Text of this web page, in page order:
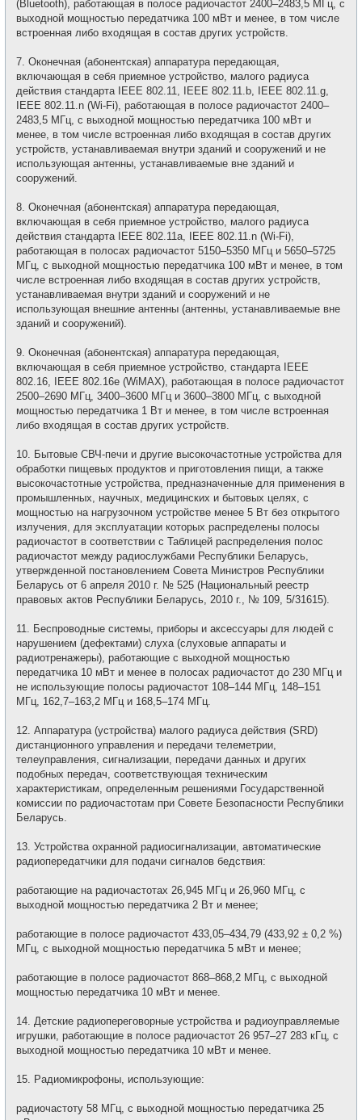
(Bluetooth), работающая в полосе радиочастот 2400–2483,5 МГц, с
выходной мощностью передатчика 100 мВт и менее, в том числе
встроенная либо входящая в состав других устройств.
7. Оконечная (абонентская) аппаратура передающая,
включающая в себя приемное устройство, малого радиуса
действия стандарта IEEE 802.11, IEEE 802.11.b, IEEE 802.11.g,
IEEE 802.11.n (Wi-Fi), работающая в полосе радиочастот 2400–
2483,5 МГц, с выходной мощностью передатчика 100 мВт и
менее, в том числе встроенная либо входящая в состав других
устройств, устанавливаемая внутри зданий и сооружений и не
использующая антенны, устанавливаемые вне зданий и
сооружений.
8. Оконечная (абонентская) аппаратура передающая,
включающая в себя приемное устройство, малого радиуса
действия стандарта IEEE 802.11a, IEEE 802.11.n (Wi-Fi),
работающая в полосах радиочастот 5150–5350 МГц и 5650–5725
МГц, с выходной мощностью передатчика 100 мВт и менее, в том
числе встроенная либо входящая в состав других устройств,
устанавливаемая внутри зданий и сооружений и не
использующая внешние антенны (антенны, устанавливаемые вне
зданий и сооружений).
9. Оконечная (абонентская) аппаратура передающая,
включающая в себя приемное устройство, стандарта IEEE
802.16, IEEE 802.16е (WiMAX), работающая в полосе радиочастот
2500–2690 МГц, 3400–3600 МГц и 3600–3800 МГц, с выходной
мощностью передатчика 1 Вт и менее, в том числе встроенная
либо входящая в состав других устройств.
10. Бытовые СВЧ-печи и другие высокочастотные устройства для
обработки пищевых продуктов и приготовления пищи, а также
высокочастотные устройства, предназначенные для применения в
промышленных, научных, медицинских и бытовых целях, с
мощностью на нагрузочном устройстве менее 5 Вт без открытого
излучения, для эксплуатации которых распределены полосы
радиочастот в соответствии с Таблицей распределения полос
радиочастот между радиослужбами Республики Беларусь,
утвержденной постановлением Совета Министров Республики
Беларусь от 6 апреля 2010 г. № 525 (Национальный реестр
правовых актов Республики Беларусь, 2010 г., № 109, 5/31615).
11. Беспроводные системы, приборы и аксессуары для людей с
нарушением (дефектами) слуха (слуховые аппараты и
радиотренажеры), работающие с выходной мощностью
передатчика 10 мВт и менее в полосах радиочастот до 230 МГц и
не использующие полосы радиочастот 108–144 МГц, 148–151
МГц, 162,7–163,2 МГц и 168,5–174 МГц.
12. Аппаратура (устройства) малого радиуса действия (SRD)
дистанционного управления и передачи телеметрии,
телеуправления, сигнализации, передачи данных и других
подобных передач, соответствующая техническим
характеристикам, определенным решениями Государственной
комиссии по радиочастотам при Совете Безопасности Республики
Беларусь.
13. Устройства охранной радиосигнализации, автоматические
радиопередатчики для подачи сигналов бедствия:
работающие на радиочастотах 26,945 МГц и 26,960 МГц, с
выходной мощностью передатчика 2 Вт и менее;
работающие в полосе радиочастот 433,05–434,79 (433,92 ± 0,2 %)
МГц, с выходной мощностью передатчика 5 мВт и менее;
работающие в полосе радиочастот 868–868,2 МГц, с выходной
мощностью передатчика 10 мВт и менее.
14. Детские радиопереговорные устройства и радиоуправляемые
игрушки, работающие в полосе радиочастот 26 957–27 283 кГц, с
выходной мощностью передатчика 10 мВт и менее.
15. Радиомикрофоны, использующие:
радиочастоту 58 МГц, с выходной мощностью передатчика 25